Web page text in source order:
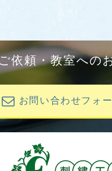
依頼・教室への
お問い合わせフ